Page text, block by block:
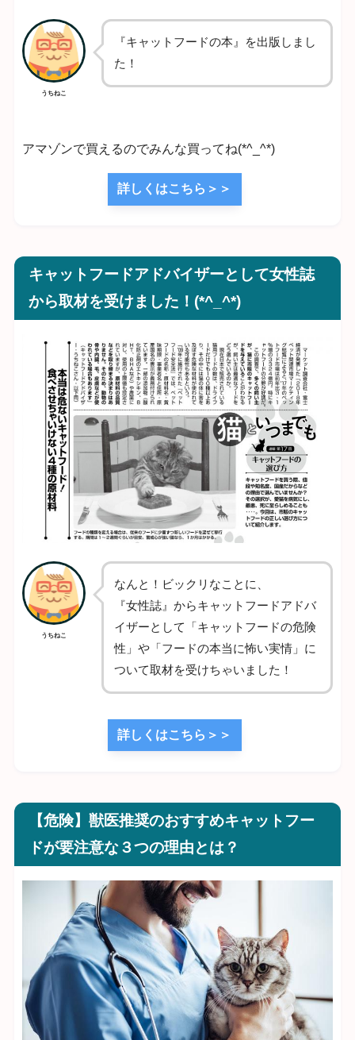
うちねこ
『キャットフードの本』を出版しまし
た！
アマゾンで買えるのでみんな買ってね(*^_^*)
詳しくはこちら＞＞
キャットフードアドバイザーとして女性誌
から取材を受けました！(*^_^*)
うちねこ
なんと！ビックリなことに、
『女性誌』からキャットフードアドバ
イザーとして「キャットフードの危険
性」や「フードの本当に怖い実情」に
ついて取材を受けちゃいました！
詳しくはこちら＞＞
【危険】獣医推奨のおすすめキャットフー
ドが要注意な３つの理由とは？